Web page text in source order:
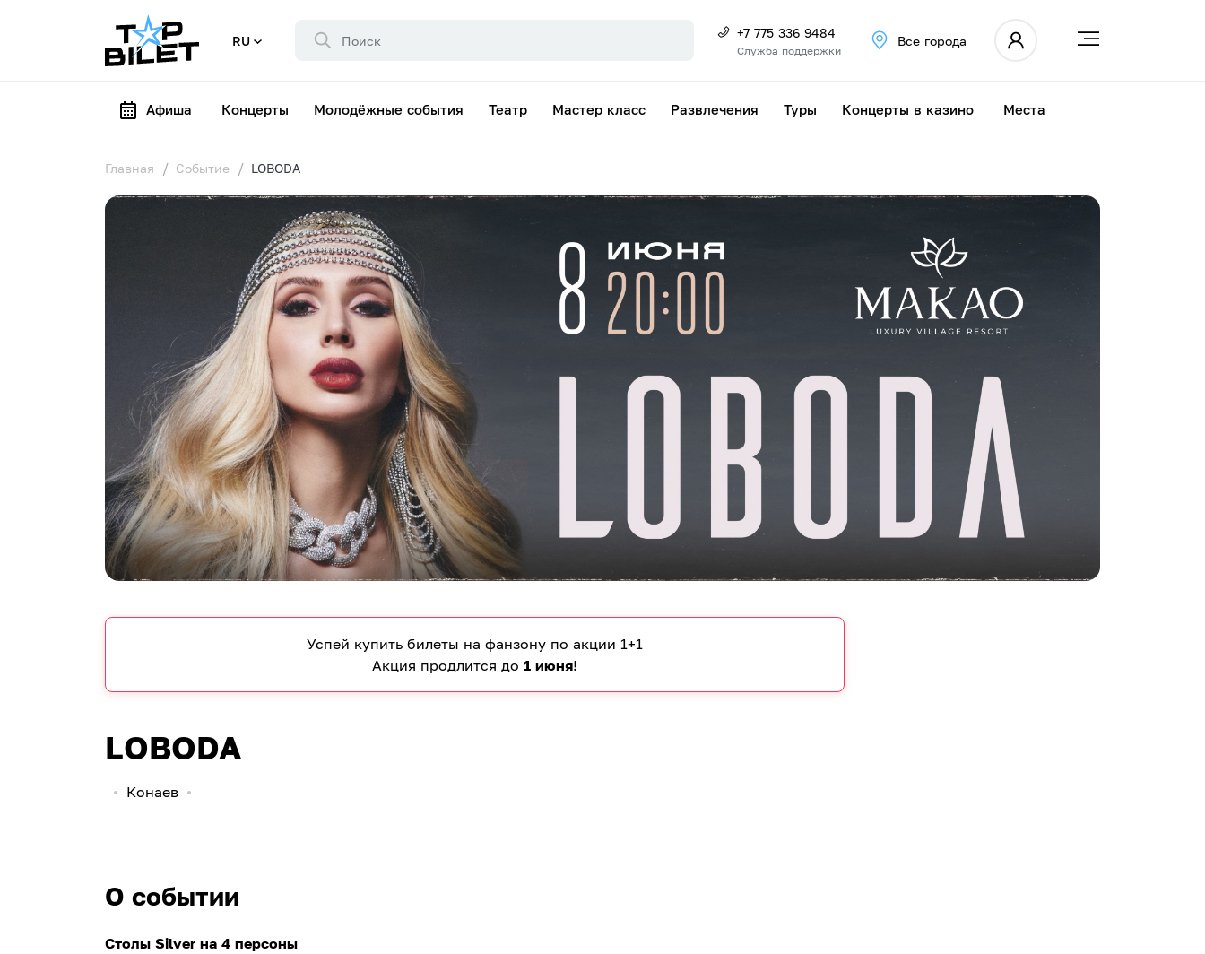
RU +7 775 336 9484
Служба поддержки
Все города
Афиша Концерты Молодёжные события Театр Мастер класс Развлечения Туры Концерты в казино Места
Главная Событие LOBODA
Успей купить билеты на фанзону по акции 1+1
Акция продлится до 1 июня!
LOBODA
Конаев
О событии
Столы Silver на 4 персоны